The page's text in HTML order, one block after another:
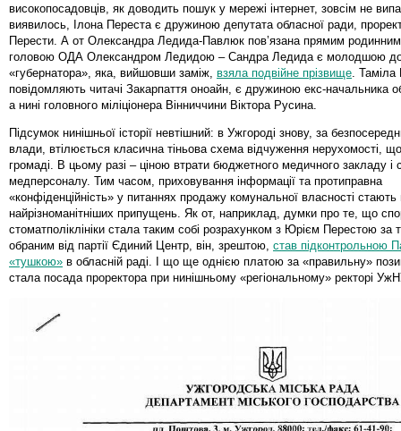
високопосадовців, як доводить пошук у мережі інтернет, зовсім не
виявилось, Ілона Переста є дружиною депутата обласної ради,
Перести. А от Олександра Ледида-Павлюк пов’язана прямим родинним
головою ОДА Олександром Ледидою – Сандра Ледида є молодшою
«губернатора», яка, вийшовши заміж, взяла подвійне прізвище .
повідомляють читачі Закарпаття оноайн, є дружиною екс-начальника
а нині головного міліціонера Вінниччини Віктора Русина.
Підсумок нинішньої історії невтішний: в Ужгороді знову, за
влади, втілюється класична тіньова схема відчуження нерухомості,
громаді. В цьому разі – ціною втрати бюджетного медичного закладу і
медперсоналу. Тим часом, приховування інформації та протиправна
«конфіденційність» у питаннях продажу комунальної власності
найрізноманітніших припущень. Як от, наприклад, думки про те, що
стоматполіклініки стала таким собі розрахунком з Юрієм Перестою
обраним від партії Єдиний Центр, він, зрештою, став підконтрольною
«тушкою» в обласній раді. І що ще однією платою за «правильну»
стала посада проректора при нинішньому «регіональному» ректорі